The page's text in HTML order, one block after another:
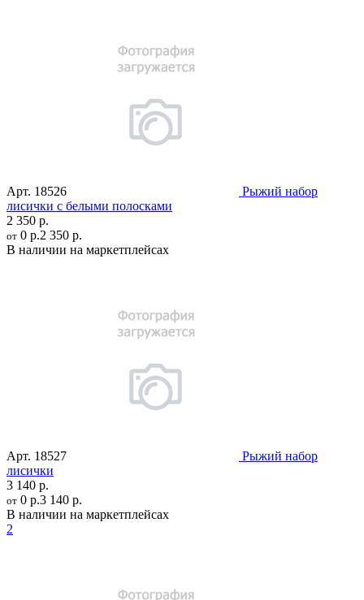
Арт. 18526
Рыжий набор
лисички с белыми полосками
2 350 р.
от 0 р.2 350 р.
В наличии на маркетплейсах
Арт. 18527
Рыжий набор
лисички
3 140 р.
от 0 р.3 140 р.
В наличии на маркетплейсах
2